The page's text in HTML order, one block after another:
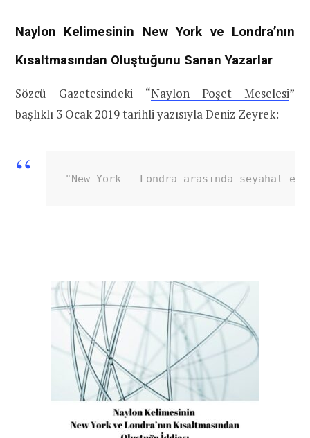
Naylon Kelimesinin New York ve Londra’nın
Kısaltmasından Oluştuğunu Sanan Yazarlar
Sözcü Gazetesindeki “Naylon Poşet Meselesi”
başlıklı 3 Ocak 2019 tarihli yazısıyla Deniz Zeyrek:
"New York - Londra arasında seyahat